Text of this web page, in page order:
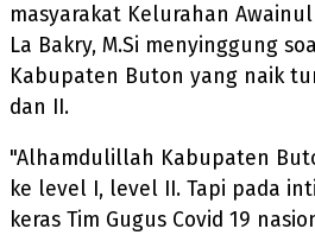
masyarakat Kelurahan
La Bakry, M.Si menyinggung
Kabupaten Buton yang naik
dan II.
"Alhamdulillah Kabupaten
ke level I, level II. Tapi pada
keras Tim Gugus Covid 19